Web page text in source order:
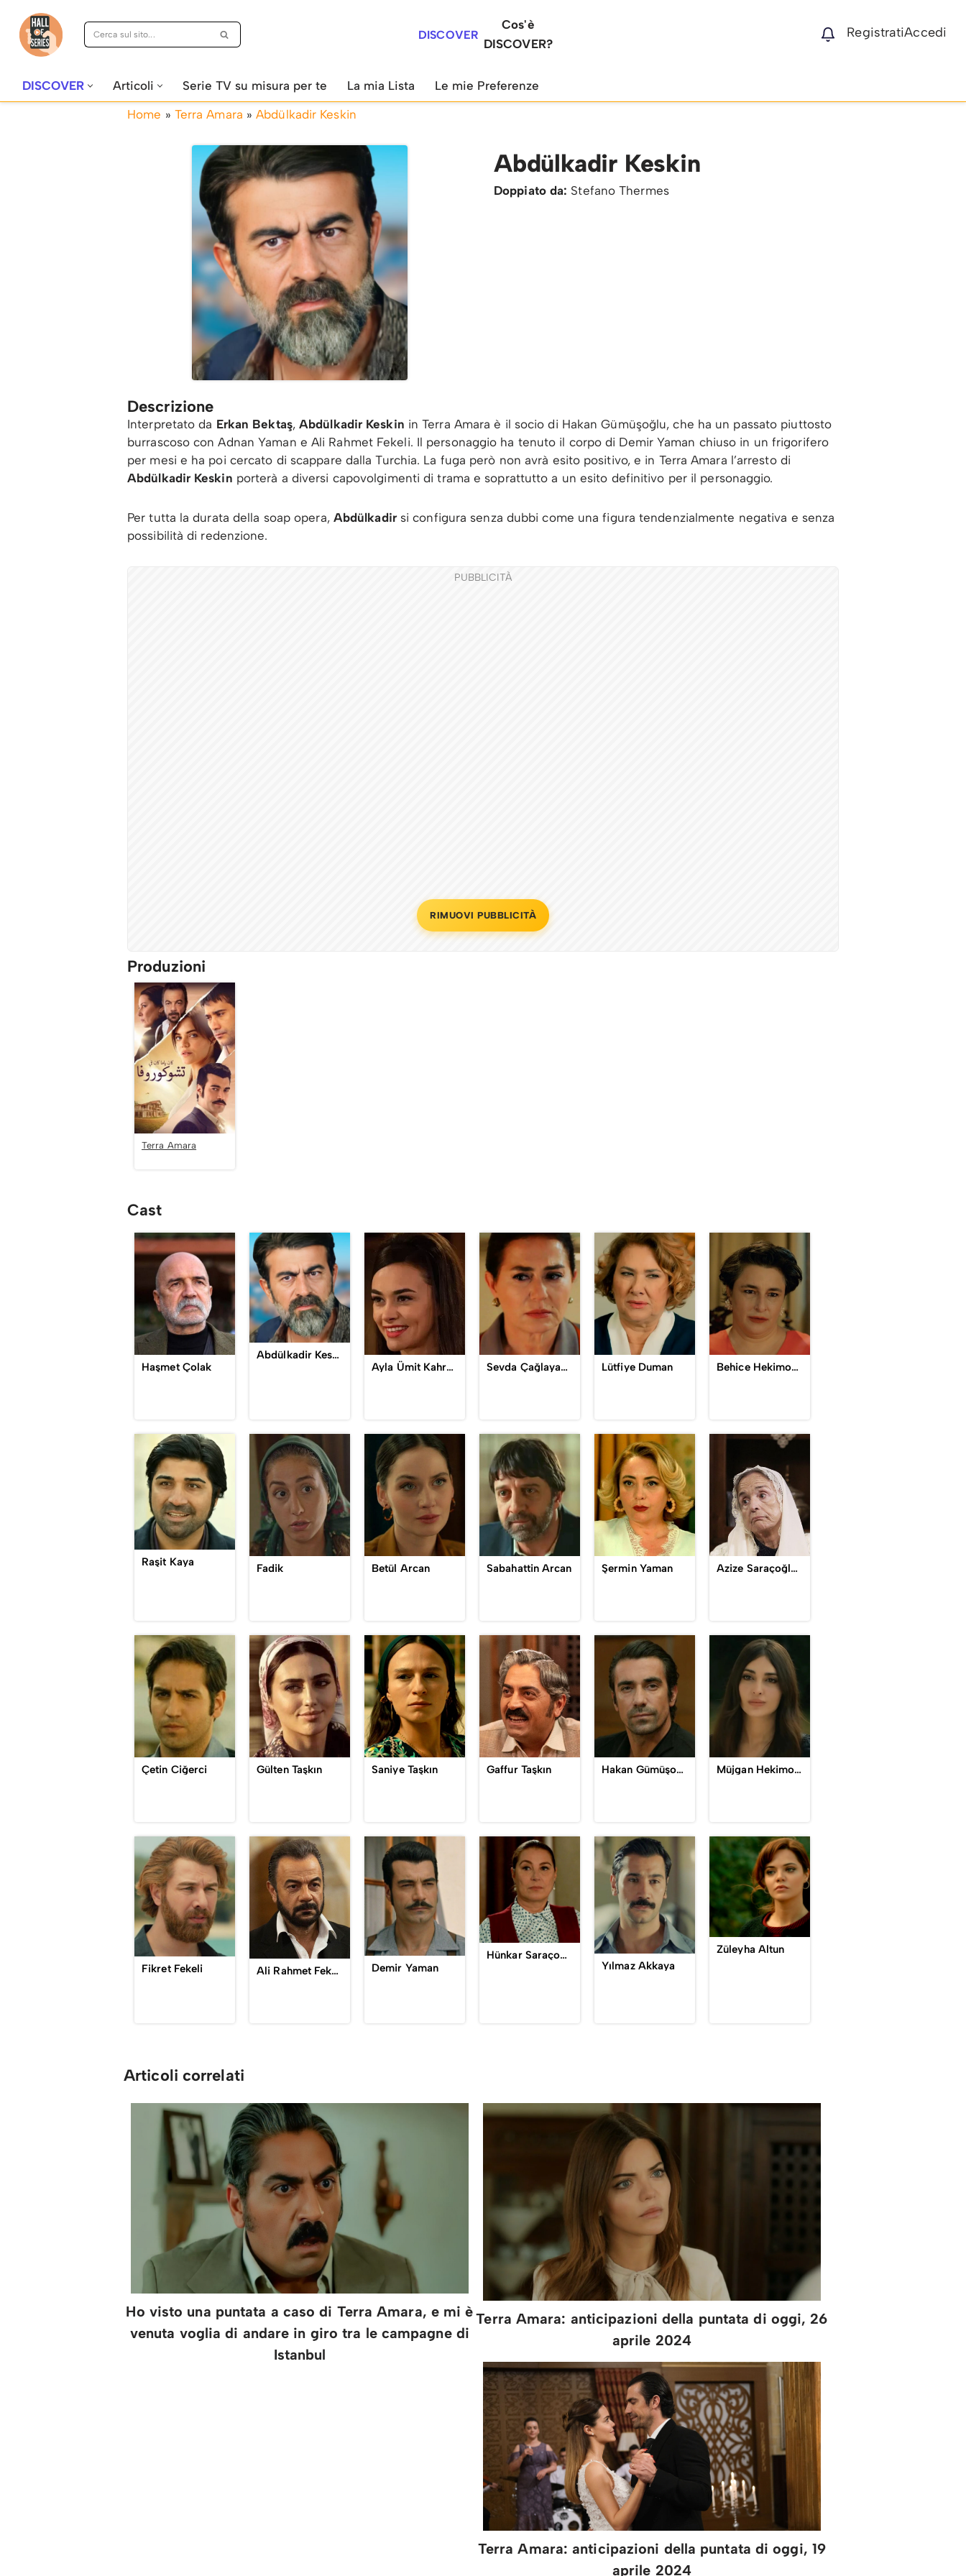
Vai
DISCOVER
Cos'è
DISCOVER?
RegistratiAccedi
DISCOVER Articoli Serie TV su misura per te La mia Lista
Le mie Preferenze
Home » Terra Amara »Abdülkadir Keskin
Abdülkadir Keskin
Doppiato da: Stefano Thermes
Descrizione
Interpretato da Erkan Bektaş,Abdülkadir Keskin in Terra Amara è il socio di Hakan Gümüşoğlu, che ha un passato piuttosto
burrascoso con Adnan Yaman e Ali Rahmet Fekeli. Il personaggio ha tenuto il corpo di Demir Yaman chiuso in un frigorifero
per mesi e ha poi cercato di scappare dalla Turchia. La fuga però non avrà esito positivo, e in Terra Amara l’arresto di
Abdülkadir Keskin porterà a diversi capovolgimenti di trama e soprattutto a un esito definitivo per il personaggio.
Per tutta la durata della soap opera, Abdülkadir si configura senza dubbi come una figura tendenzialmente negativa e senza
possibilità di redenzione.
PUBBLICITÀ
RIMUOVI PUBBLICITÀ
Produzioni
Terra Amara
Cast
Haşmet Çolak
Abdülkadir Keskin
Ayla Ümit Kahraman
Sevda Çağlayan / Fatma Özden Lütfiye Duman Behice Hekimoğlu
Raşit Kaya
Fadik Betül Arcan Sabahattin Arcan Şermin Yaman Azize Saraçoğlu, Nonnina
Çetin Ciğerci Gülten Taşkın Saniye Taşkın Gaffur Taşkın Hakan Gümüşoğlu / Mehmet Kara Müjgan Hekimoğlu
Fikret Fekeli Ali Rahmet Fekeli Demir Yaman
Hünkar Saraçoğlu-Yaman
Yılmaz Akkaya
Züleyha Altun
Articoli correlati
Ho visto una puntata a caso di Terra Amara, e mi è
venuta voglia di andare in giro tra le campagne di
Istanbul
Terra Amara: anticipazioni della puntata di oggi, 26
aprile 2024
Terra Amara: anticipazioni della puntata di oggi, 19
aprile 2024